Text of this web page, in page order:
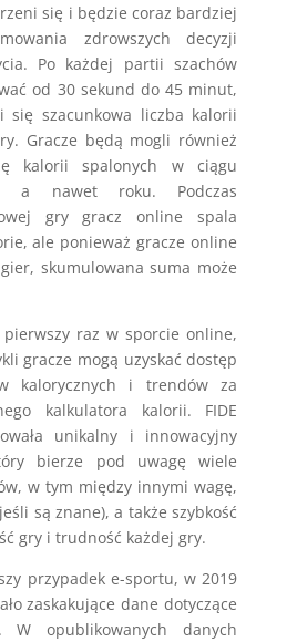
się i będzie coraz bardziej
zdrowszych decyzji
Po każdej partii szachów
od 30 sekund do 45 minut,
się szacunkowa liczba kalorii
Gracze będą mogli również
kalorii spalonych w ciągu
a nawet roku. Podczas
gry gracz online spala
ale ponieważ gracze online
skumulowana suma może
raz w sporcie online,
gracze mogą uzyskać dostęp
kalorycznych i trendów za
kalkulatora kalorii. FIDE
unikalny i innowacyjny
bierze pod uwagę wiele
w tym między innymi wagę,
są znane), a także szybkość
gry i trudność każdej gry.
przypadek e-sportu, w 2019
zaskakujące dane dotyczące
W opublikowanych danych